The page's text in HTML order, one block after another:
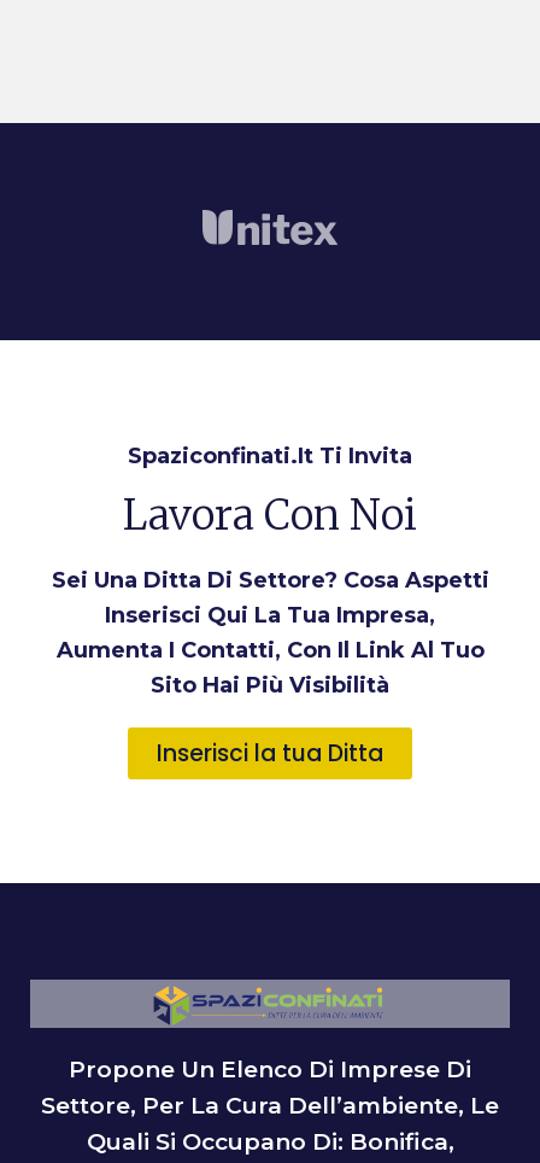
Spaziconfinati.it Ti Invita
Lavora Con Noi
Sei Una Ditta Di Settore? Cosa Aspetti
Inserisci Qui La Tua Impresa,
Aumenta I Contatti, Con Il Link Al Tuo
Sito Hai Più Visibilità
Inserisci la tua Ditta
Propone Un Elenco Di Imprese Di
Settore, Per La Cura Dell’ambiente, Le
Quali Si Occupano Di: Bonifica,